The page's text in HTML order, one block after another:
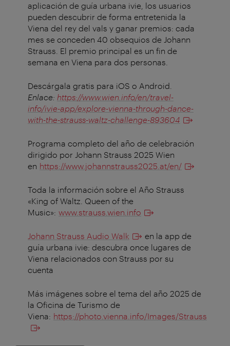
aplicación de guía urbana ivie, los usuarios
pueden descubrir de forma entretenida la
Viena del rey del vals y ganar premios: cada
mes se conceden 40 obsequios de Johann
Strauss. El premio principal es un fin de
semana en Viena para dos personas.
Descárgala gratis para iOS o Android.
Enlace: https://www.wien.info/en/travel-
info/ivie-app/explore-vienna-through-dance-
with-the-strauss-waltz-challenge-893604
Programa completo del año de celebración
dirigido por Johann Strauss 2025 Wien
en https://www.johannstrauss2025.at/en/
Toda la información sobre el Año Strauss
«King of Waltz. Queen of the
Music»: www.strauss.wien.info
Johann Strauss Audio Walk
en la app de
guía urbana ivie: descubra once lugares de
Viena relacionados con Strauss por su
cuenta
Más imágenes sobre el tema del año 2025 de
la Oficina de Turismo de
Viena: https://photo.vienna.info/Images/Strauss